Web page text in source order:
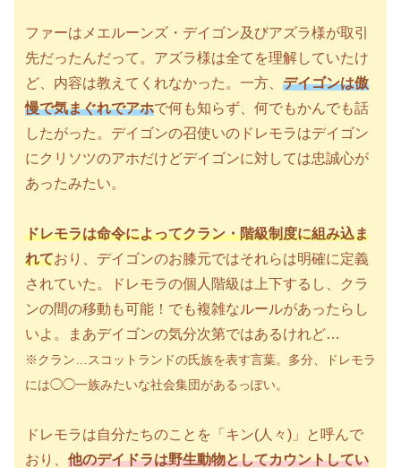
ファーはメエルーンズ・デイゴン及びアズラ様が取引
先だったんだって。アズラ様は全てを理解していたけ
ど、内容は教えてくれなかった。一方、 デイゴンは傲
慢で気まぐれでアホで何も知らず、何でもかんでも話
したがった。デイゴンの召使いのドレモラはデイゴン
にクリソツのアホだけどデイゴンに対しては忠誠心が
あったみたい。
ドレモラは命令によってクラン・階級制度に組み込ま
れており、デイゴンのお膝元ではそれらは明確に定義
されていた。ドレモラの個人階級は上下するし、クラ
ンの間の移動も可能！でも複雑なルールがあったらし
いよ。まあデイゴンの気分次第ではあるけれど…
※クラン…スコットランドの氏族を表す言葉。多分、ドレモラ
には◯◯一族みたいな社会集団があるっぽい。
ドレモラは自分たちのことを「キン(人々) 」と呼んで
おり、 他のデイドラは野生動物としてカウントしてい